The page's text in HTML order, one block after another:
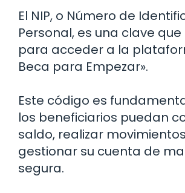
El NIP, o Número de
Personal, es una clave que
para acceder a la
Beca para Empezar».
Este código es
los beneficiarios puedan
saldo, realizar
gestionar su cuenta de
segura.